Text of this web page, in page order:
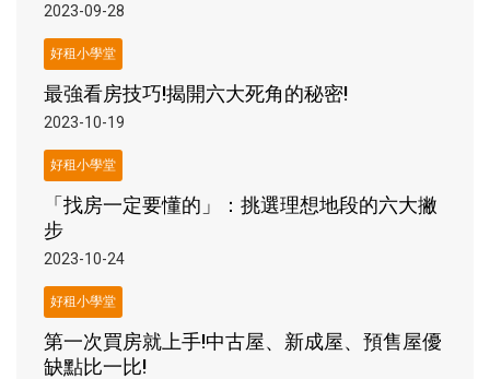
2023-09-28
好租小學堂
最強看房技巧!揭開六大死角的秘密!
2023-10-19
好租小學堂
「找房一定要懂的」：挑選理想地段的六大撇
步
2023-10-24
好租小學堂
第一次買房就上手!中古屋、新成屋、預售屋優
缺點比一比!